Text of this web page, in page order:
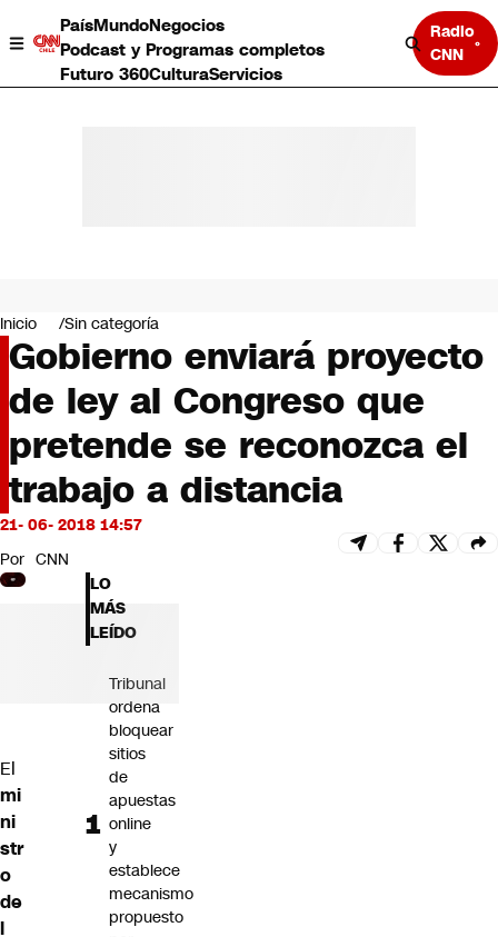
PaísMundoNegocios
Podcast y Programas completos
Futuro 360CulturaServicios
Radio
CNN
Negocios
Deportes
Programas completos
Cultura
Servicios
Bits
CNN tiempo
Futuro 360
Inicio Sin categoría
Gobierno enviará proyecto
de ley al Congreso que
pretende se reconozca el
trabajo a distancia
21- 06- 2018 14:57
Por CNN
El
mi
ni
str
o
de
l
LO
MÁS
LEÍDO
Tribunal
ordena
bloquear
sitios
de
apuestas
online
y
establece
mecanismo
propuesto